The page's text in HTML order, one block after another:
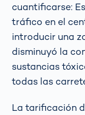
cuantificarse:
tráfico en el
introducir una
disminuyó la
sustancias
todas las
La tarificación